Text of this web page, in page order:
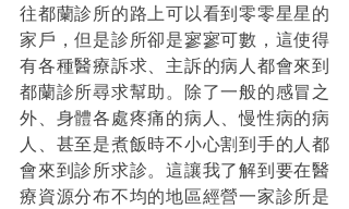
往都蘭診所的路上可以看到零零星星的
家戶，但是診所卻是寥寥可數，這使得
有各種醫療訴求、主訴的病人都會來到
都蘭診所尋求幫助。除了一般的感冒之
外、身體各處疼痛的病人、慢性病的病
人、甚至是煮飯時不小心割到手的人都
會來到診所求診。這讓我了解到要在醫
療資源分布不均的地區經營一家診所是